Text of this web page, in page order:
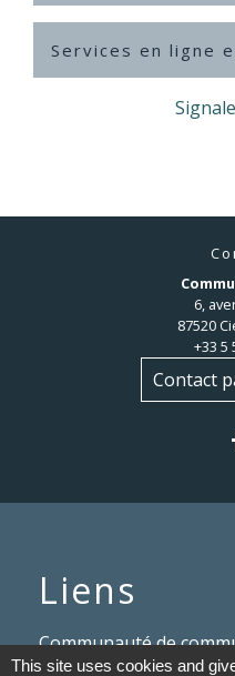
Services en ligne
6,
87520
+33 5
Contact
Liens
Communauté de
Haut Limousin
This site uses cookies and